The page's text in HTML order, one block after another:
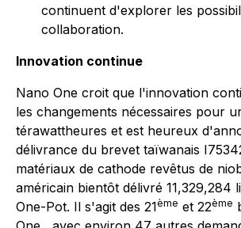
continuent d'explorer les
collaboration.
Innovation continue
Nano One croit que l'innovation
les changements nécessaires pour
térawattheures et est heureux
délivrance du brevet taïwanais
matériaux de cathode revêtus de
américain bientôt délivré 11,329,284
One-Pot. Il s'agit des 21ème et 22ème